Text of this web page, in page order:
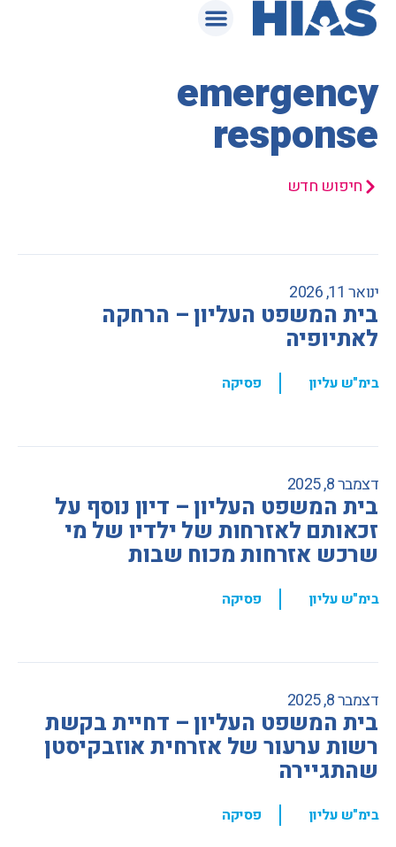
emergency
response
חיפוש חדש
ינואר 11, 2026
בית המשפט העליון – הרחקה
לאתיופיה
בימ"ש עליון , פסיקה
דצמבר 8, 2025
בית המשפט העליון – דיון נוסף על
זכאותם לאזרחות של ילדיו של מי
שרכש אזרחות מכוח שבות
בימ"ש עליון , פסיקה
דצמבר 8, 2025
בית המשפט העליון – דחיית בקשת
רשות ערעור של אזרחית אוזבקיסטן
שהתגיירה
בימ"ש עליון , פסיקה